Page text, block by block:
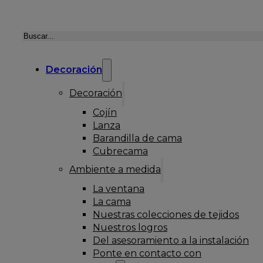
Buscar
Decoración
Decoración
Cojín
Lanza
Barandilla de cama
Cubrecama
Ambiente a medida
La ventana
La cama
Nuestras colecciones de tejidos
Nuestros logros
Del asesoramiento a la instalación
Ponte en contacto con